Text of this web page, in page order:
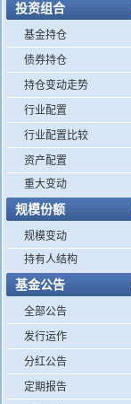
投资组合
基金持仓
债券持仓
持仓变动走势
行业配置
行业配置比较
资产配置
重大变动
规模份额
规模变动
持有人结构
基金公告
全部公告
发行运作
分红公告
定期报告